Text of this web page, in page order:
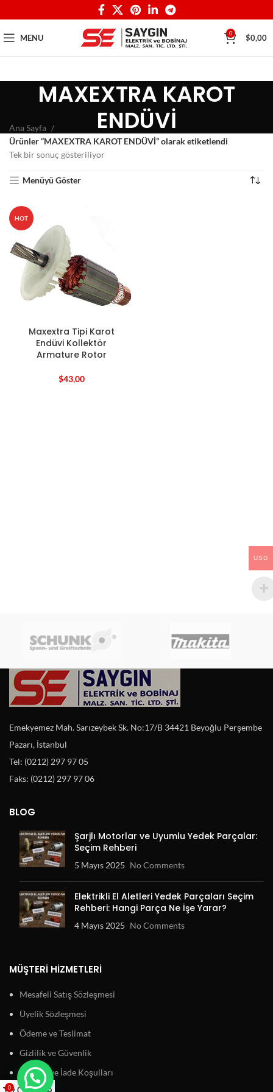
MENU 0 $0,00
MAXEXTRA KAROT
ENDÜVİ
Ana Sayfa
Ürünler “MAXEXTRA KAROT ENDÜVİ” olarak etiketlendi
Tek bir sonuç gösteriliyor
Menüyü Göster
HOT
Maxextra Tipi Karot
Endüvi Kollektör
Armature Rotor
$43,00
Emekyemez Mah. Sarızeybek Sk. No:17/B 34421 Beyoğlu Perşembe
Pazarı, İstanbul
Tel: (0212) 297 97 05
Faks: (0212) 297 97 06
BLOG
Şarjlı Motorlar ve Uyumlu Yedek Parçalar:
Seçim Rehberi
5 Mayıs 2025 No Comments
Elektrikli El Aletleri Yedek Parçaları Seçim
Rehberi: Hangi Parça Ne İşe Yarar?
4 Mayıs 2025 No Comments
MÜŞTERI HIZMETLERI
Mesafeli Satış Sözleşmesi
Üyelik Sözleşmesi
Ödeme ve Teslimat
Gizlilik ve Güvenlik
Garanti ve İade Koşulları
USD
0